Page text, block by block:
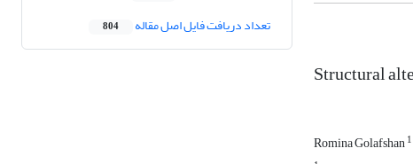
Structural
Romina Golafshan1
تعداد دریافت فایل اصل مقاله 804